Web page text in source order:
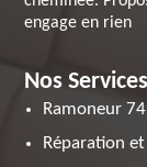
engage en rien
Nos Services
Ramoneur 74
Réparation